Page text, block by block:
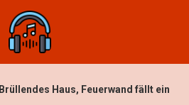
Brüllendes Haus, Feuerwand fällt ein